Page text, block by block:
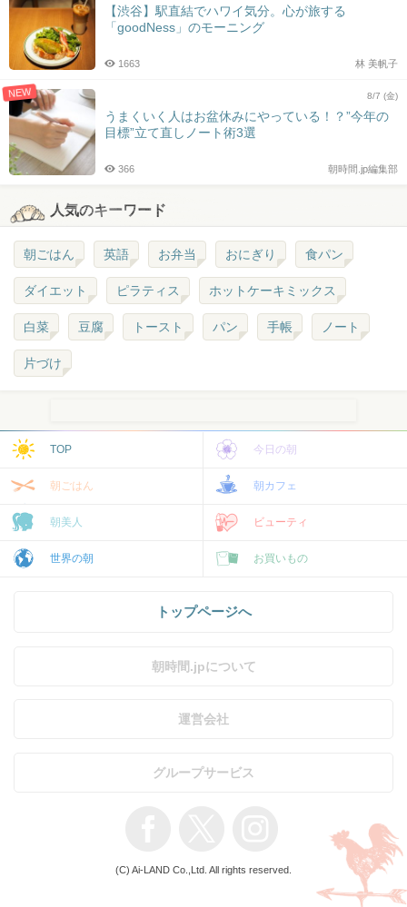
【渋谷】駅直結でハワイ気分。心が旅する
「goodNess」のモーニング
林 美帆子
1663
NEW 8/7 (金)
うまくいく人はお盆休みにやっている！？”今年の
目標”立て直しノート術3選
朝時間.jp編集部
366
人気のキーワード
朝ごはん 英語 お弁当 おにぎり 食パン
ダイエット ピラティス ホットケーキミックス
白菜 豆腐 トースト パン 手帳 ノート
片づけ
TOP 今日の朝
朝ごはん 朝カフェ
朝美人 ビューティ
世界の朝 お買いもの
トップページへ
朝時間.jpについて
運営会社
グループサービス
(C) Ai-LAND Co.,Ltd. All rights reserved.